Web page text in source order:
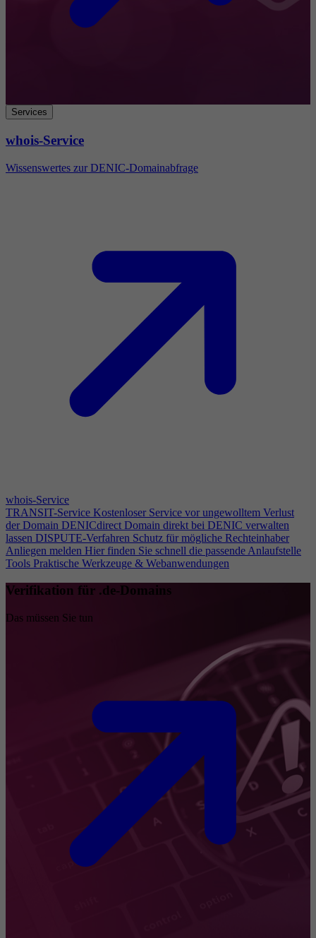
Services
whois-Service
Wissenswertes zur DENIC-Domainabfrage
whois-Service
TRANSIT-Service Kostenloser Service vor ungewolltem Verlust
der Domain DENICdirect Domain direkt bei DENIC verwalten
lassen DISPUTE-Verfahren Schutz für mögliche Rechteinhaber
Anliegen melden Hier finden Sie schnell die passende Anlaufstelle
Tools Praktische Werkzeuge & Webanwendungen
Verifikation für .de-Domains
Das müssen Sie tun